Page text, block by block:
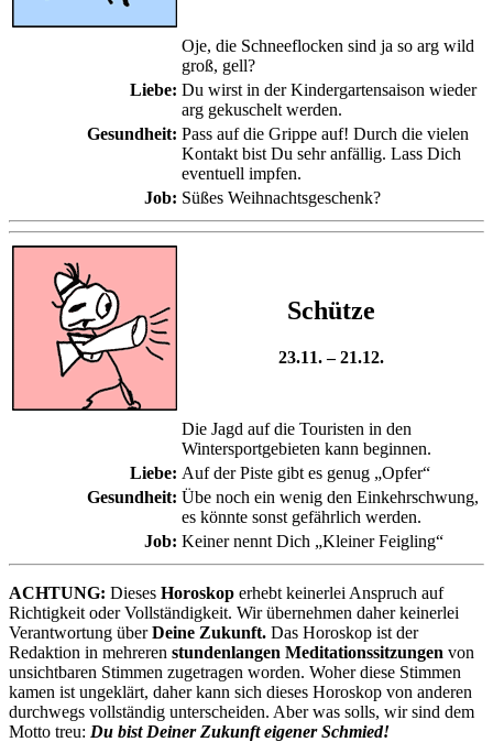
Oje, die Schneeflocken sind ja so arg wild
groß, gell?
Liebe: Du wirst in der Kindergartensaison wieder
arg gekuschelt werden.
Gesundheit: Pass auf die Grippe auf! Durch die vielen
Kontakt bist Du sehr anfällig. Lass Dich
eventuell impfen.
Job: Süßes Weihnachtsgeschenk?
Schütze
23.11. – 21.12.
Die Jagd auf die Touristen in den
Wintersportgebieten kann beginnen.
Liebe: Auf der Piste gibt es genug „Opfer“
Gesundheit: Übe noch ein wenig den Einkehrschwung,
es könnte sonst gefährlich werden.
Job: Keiner nennt Dich „Kleiner Feigling“
ACHTUNG: Dieses Horoskop erhebt keinerlei Anspruch auf
Richtigkeit oder Vollständigkeit. Wir übernehmen daher keinerlei
Verantwortung überDeine Zukunft. Das Horoskop ist der
Redaktion in mehreren stundenlangen Meditationssitzungen von
unsichtbaren Stimmen zugetragen worden. Woher diese Stimmen
kamen ist ungeklärt, daher kann sich dieses Horoskop von anderen
durchwegs vollständig unterscheiden. Aber was solls, wir sind dem
Motto treu: Du bist Deiner Zukunft eigener Schmied!